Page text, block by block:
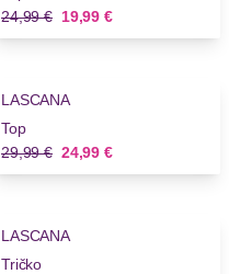
Stará cena
24,99 € Nová cena
19,99 €
LASCANA
Top
Stará cena
29,99 € Nová cena
24,99 €
LASCANA
Tričko